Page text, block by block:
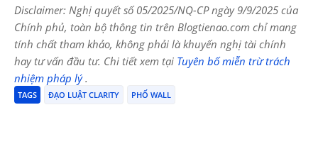
Disclaimer: Nghị quyết số 05/2025/NQ-CP ngày 9/9/2025 của
Chính phủ, toàn bộ thông tin trên Blogtienao.com chỉ mang
tính chất tham khảo, không phải là khuyến nghị tài chính
hay tư vấn đầu tư. Chi tiết xem tại Tuyên bố miễn trừ trách
nhiệm pháp lý.
TAGS ĐẠO LUẬT CLARITY PHỐ WALL